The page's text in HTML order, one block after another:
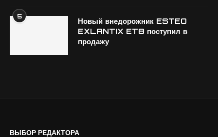
5
Новый внедорожник ESTEO
EXLANTIX ET8 поступил в
продажу
ВЫБОР РЕДАКТОРА